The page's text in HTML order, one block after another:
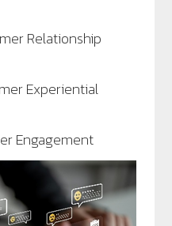
Relationship
Experiential
Engagement